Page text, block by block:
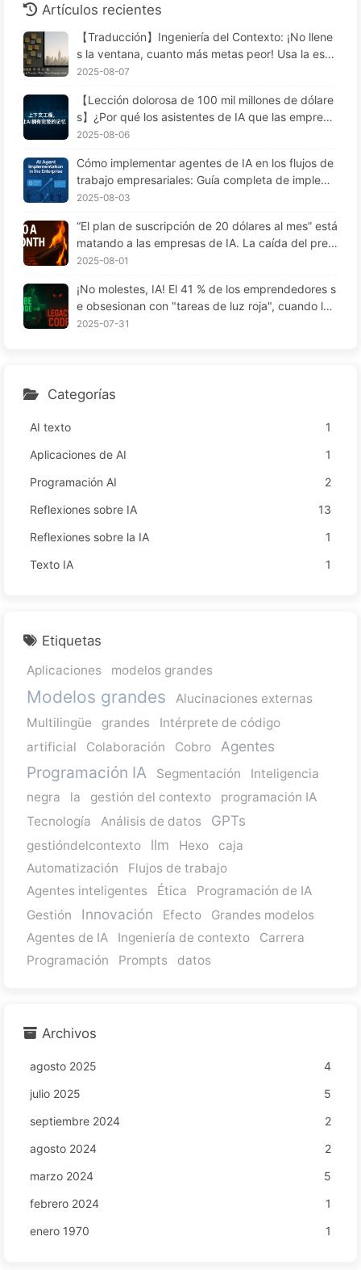
Artículos recientes
【Traducción】Ingeniería del Contexto: ¡No llene
s la ventana, cuanto más metas peor! Usa la estr
ategia de escribir, seleccionar, comprimir y aislar
de sobre IA 170
2025-08-07
【Lección dolorosa de 100 mil millones de dólare
s】¿Por qué los asistentes de IA que las empresa
s despliegan con grandes inversiones "olvidan" e
dores lograr un aumento del 90% en el rendimien
to? — Aprendiendo sobre IA169
2025-08-06
Cómo implementar agentes de IA en los flujos de
trabajo empresariales: Guía completa de impleme
ntación para 2025 — Aprendiendo despacio IA16
2025-08-03
“El plan de suscripción de 20 dólares al mes” está
matando a las empresas de IA. La caída del preci
o de los Tokens es una ilusión; lo realmente caro
64
2025-08-01
¡No molestes, IA! El 41 % de los emprendedores s
e obsesionan con "tareas de luz roja", cuando la t
ecnología no funciona, los empleados sufren más
2025-07-31
Categorías
AI texto
1
Aplicaciones de AI
1
Programación AI
2
Reflexiones sobre IA
13
Reflexiones sobre la IA
1
Texto IA
1
Etiquetas
Aplicaciones modelos grandes
Modelos grandes
Alucinaciones externas
Multilingüe
grandes
Intérprete de código
artificial
Colaboración Cobro Agentes
Programación IA Segmentación
Inteligencia
negra
la gestión del contexto
programación IA
Tecnología
Análisis de datos GPTs
gestióndelcontexto llm Hexo
caja
Automatización
Flujos de trabajo
Agentes inteligentes
Ética
Programación de IA
Gestión
Innovación Efecto
Grandes modelos
Agentes de IA
Ingeniería de contexto
Carrera
Programación
Prompts datos
Archivos
agosto 2025
4
julio 2025
5
septiembre 2024
2
agosto 2024
2
marzo 2024
5
febrero 2024
1
enero 1970
1